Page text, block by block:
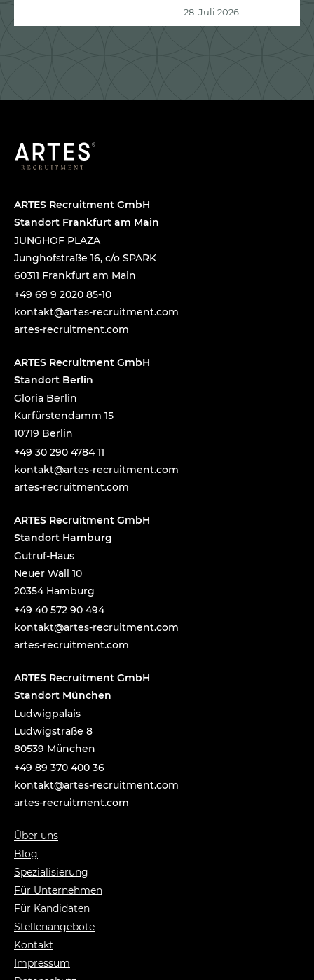
28. Juli 2026
ARTES Recruitment GmbH
Standort Frankfurt am Main
JUNGHOF PLAZA
Junghofstraße 16, c/o SPARK
60311 Frankfurt am Main
+49 69 9 2020 85-10
moc.t
nemti
urcer
-setr
a@tka
tnok
artes-recruitment.com
ARTES Recruitment GmbH
Standort Berlin
Gloria Berlin
Kurfürstendamm 15
10719 Berlin
+49 30 290 4784 11
moc.t
nemti
urcer
-setr
a@tka
tnok
artes-recruitment.com
ARTES Recruitment GmbH
Standort Hamburg
Gutruf-Haus
Neuer Wall 10
20354 Hamburg
+49 40 572 90 494
moc.t
nemti
urcer
-setr
a@tka
tnok
artes-recruitment.com
ARTES Recruitment GmbH
Standort München
Ludwigpalais
Ludwigstraße 8
80539 München
+49 89 370 400 36
moc.t
nemti
urcer
-setr
a@tka
tnok
artes-recruitment.com
Über uns
Blog
Spezialisierung
Für Unternehmen
Für Kandidaten
Stellenangebote
Kontakt
Impressum